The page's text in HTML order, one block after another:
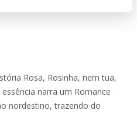
Rosa, Rosinha, nem tua,
narra um Romance
nordestino, trazendo do